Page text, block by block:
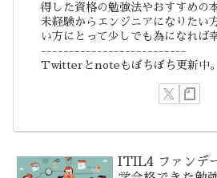
得した資格の勉強法やおすすめの
未経験からエンジニアになりたい
い方にとって少しでも為になれば
--------------------------
Twitterとnoteもぼちぼち更新中。
ITIL4 ファンデ